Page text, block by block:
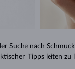
Suche nach
Tipps leiten zu